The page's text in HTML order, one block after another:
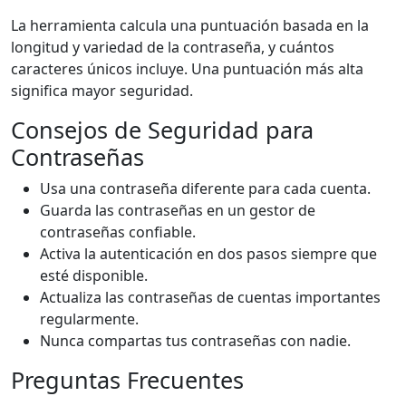
La herramienta calcula una puntuación basada en la
longitud y variedad de la contraseña, y cuántos
caracteres únicos incluye. Una puntuación más alta
significa mayor seguridad.
Consejos de Seguridad para
Contraseñas
Usa una contraseña diferente para cada cuenta.
Guarda las contraseñas en un gestor de
contraseñas confiable.
Activa la autenticación en dos pasos siempre que
esté disponible.
Actualiza las contraseñas de cuentas importantes
regularmente.
Nunca compartas tus contraseñas con nadie.
Preguntas Frecuentes